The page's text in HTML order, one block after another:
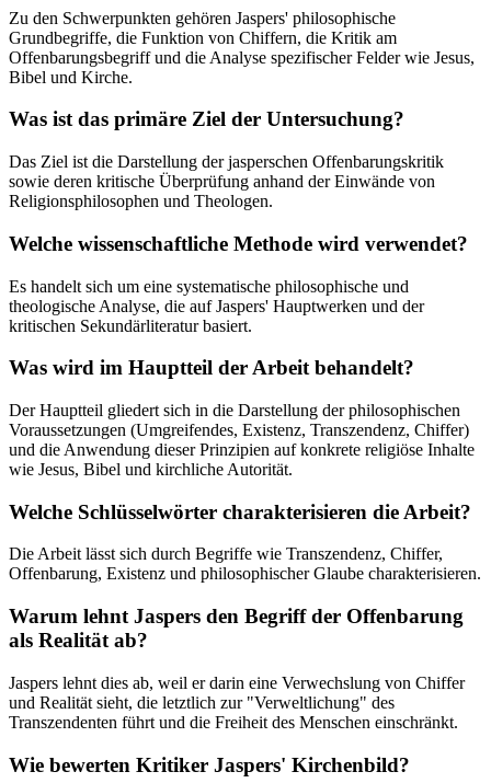
Zu den Schwerpunkten gehören Jaspers' philosophische
Grundbegriffe, die Funktion von Chiffern, die Kritik am
Offenbarungsbegriff und die Analyse spezifischer Felder wie Jesus,
Bibel und Kirche.
Was ist das primäre Ziel der Untersuchung?
Das Ziel ist die Darstellung der jasperschen Offenbarungskritik
sowie deren kritische Überprüfung anhand der Einwände von
Religionsphilosophen und Theologen.
Welche wissenschaftliche Methode wird verwendet?
Es handelt sich um eine systematische philosophische und
theologische Analyse, die auf Jaspers' Hauptwerken und der
kritischen Sekundärliteratur basiert.
Was wird im Hauptteil der Arbeit behandelt?
Der Hauptteil gliedert sich in die Darstellung der philosophischen
Voraussetzungen (Umgreifendes, Existenz, Transzendenz, Chiffer)
und die Anwendung dieser Prinzipien auf konkrete religiöse Inhalte
wie Jesus, Bibel und kirchliche Autorität.
Welche Schlüsselwörter charakterisieren die Arbeit?
Die Arbeit lässt sich durch Begriffe wie Transzendenz, Chiffer,
Offenbarung, Existenz und philosophischer Glaube charakterisieren.
Warum lehnt Jaspers den Begriff der Offenbarung
als Realität ab?
Jaspers lehnt dies ab, weil er darin eine Verwechslung von Chiffer
und Realität sieht, die letztlich zur "Verweltlichung" des
Transzendenten führt und die Freiheit des Menschen einschränkt.
Wie bewerten Kritiker Jaspers' Kirchenbild?